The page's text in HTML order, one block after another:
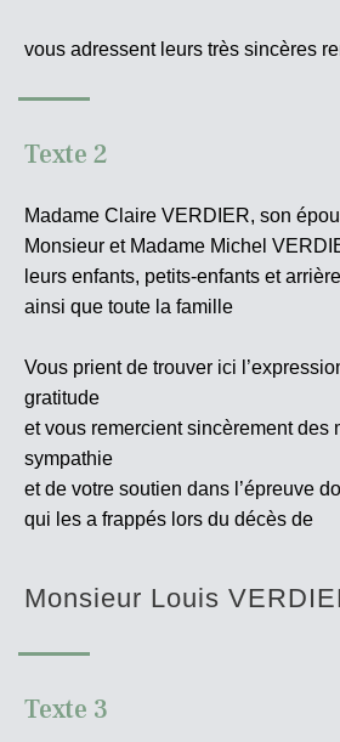
vous adressent leurs très sincères
Texte 2
Madame Claire VERDIER, son
Monsieur et Madame Michel
leurs enfants, petits-enfants et
ainsi que toute la famille
Vous prient de trouver ici
gratitude
et vous remercient sincèrement des
sympathie
et de votre soutien dans l’épreuve
qui les a frappés lors du décès de
Monsieur Louis
Texte 3